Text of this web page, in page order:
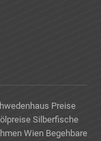
Preise
Silberfische
Wien Begehbare